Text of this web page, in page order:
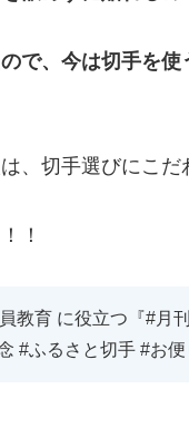
で、今は切手を
、切手選びにこだ
！
育 に役立つ『#月刊
#ふるさと切手 #お